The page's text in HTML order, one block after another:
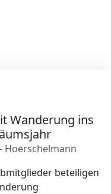
Wanderung ins
Hoerschelmann
beteiligen